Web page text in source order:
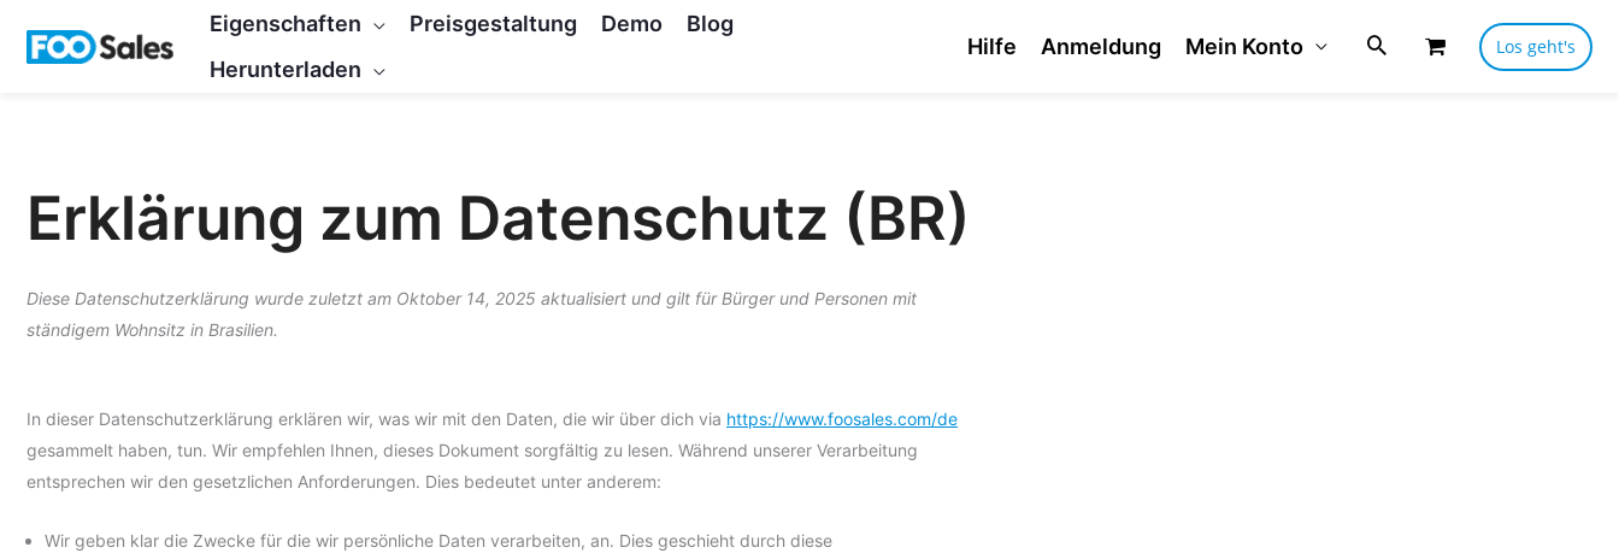
Inhalt
Eigenschaften Preisgestaltung Demo
Blog
Herunterladen
Hilfe Anmeldung Mein Konto Los geht's
Erklärung zum Datenschutz (BR)
Diese Datenschutzerklärung wurde zuletzt am Oktober 14, 2025 aktualisiert und gilt für Bürger und Personen mit
ständigem Wohnsitz in Brasilien.
In dieser Datenschutzerklärung erklären wir, was wir mit den Daten, die wir über dich via https://www.foosales.com/de
gesammelt haben, tun. Wir empfehlen Ihnen, dieses Dokument sorgfältig zu lesen. Während unserer Verarbeitung
entsprechen wir den gesetzlichen Anforderungen. Dies bedeutet unter anderem:
Wir geben klar die Zwecke für die wir persönliche Daten verarbeiten, an. Dies geschieht durch diese